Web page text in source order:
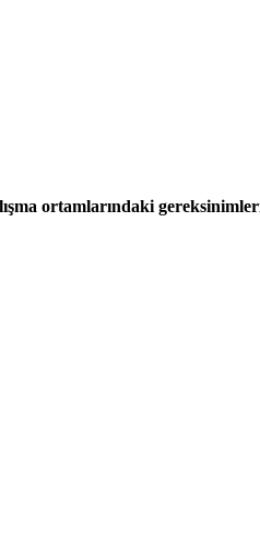
ortamlarındaki